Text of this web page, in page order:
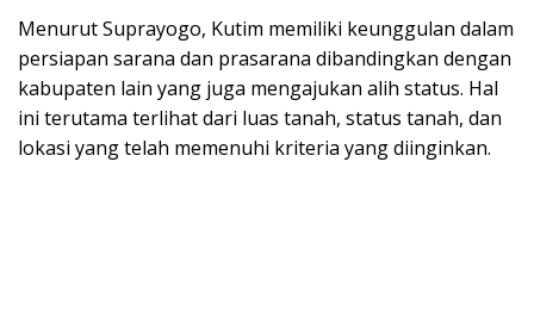
Menurut Suprayogo, Kutim memiliki keunggulan dalam
persiapan sarana dan prasarana dibandingkan dengan
kabupaten lain yang juga mengajukan alih status. Hal
ini terutama terlihat dari luas tanah, status tanah, dan
lokasi yang telah memenuhi kriteria yang diinginkan.